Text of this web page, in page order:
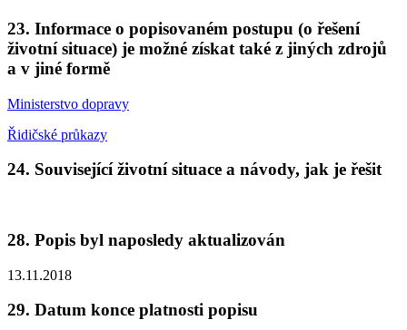
23. Informace o popisovaném postupu (o řešení
životní situace) je možné získat také z jiných zdrojů
a v jiné formě
Ministerstvo dopravy
Řidičské průkazy
24. Související životní situace a návody, jak je řešit
28. Popis byl naposledy aktualizován
13.11.2018
29. Datum konce platnosti popisu